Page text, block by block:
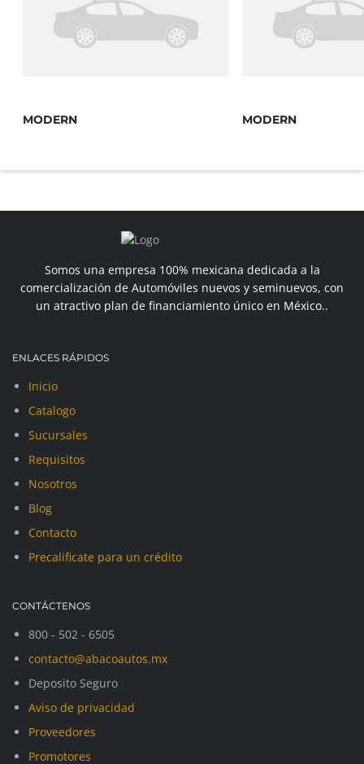
MODERN MODERN
Somos una empresa 100% mexicana dedicada a la
comercialización de Automóviles nuevos y seminuevos, con
un atractivo plan de financiamiento único en México..
ENLACES RÁPIDOS
Inicio
Catalogo
Sucursales
Requisitos
Nosotros
Blog
Contacto
Precalificate para un crédito
CONTÁCTENOS
800 - 502 - 6505
contacto@abacoautos.mx
Deposito Seguro
Aviso de privacidad
Proveedores
Promotores